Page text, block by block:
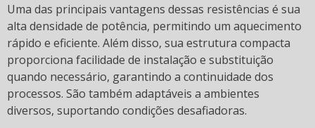
Uma das principais vantagens dessas resistências é sua
alta densidade de potência, permitindo um aquecimento
rápido e eficiente. Além disso, sua estrutura compacta
proporciona facilidade de instalação e substituição
quando necessário, garantindo a continuidade dos
processos. São também adaptáveis a ambientes
diversos, suportando condições desafiadoras.